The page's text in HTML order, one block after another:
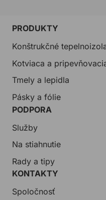
PRODUKTY
Konštrukčné
Kotviaca a
Tmely a lepidla
Pásky a fólie
PODPORA
Služby
Na stiahnutie
Rady a tipy
KONTAKTY
Spoločnosť